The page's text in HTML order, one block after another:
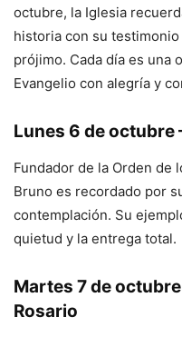
octubre, la Iglesia
historia con su
prójimo. Cada día es una
Evangelio con alegría y
Lunes 6 de octubre
Fundador de la Orden de
Bruno es recordado por
contemplación. Su
quietud y la entrega total.
Martes 7 de
Rosario